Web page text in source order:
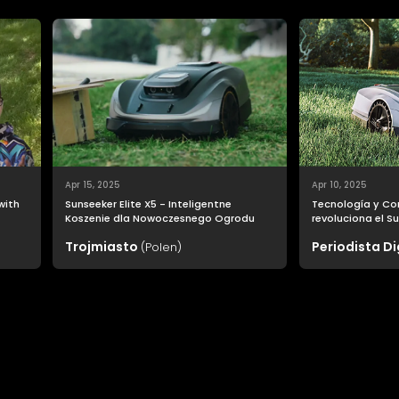
Apr 15, 2025
Sunseeker Elite X5 - Inteligentne
Koszenie dla Nowoczesnego Ogrodu
Trojmiasto (Polen)
Apr 10, 2025
Tecnología y
revoluciona el
Periodista